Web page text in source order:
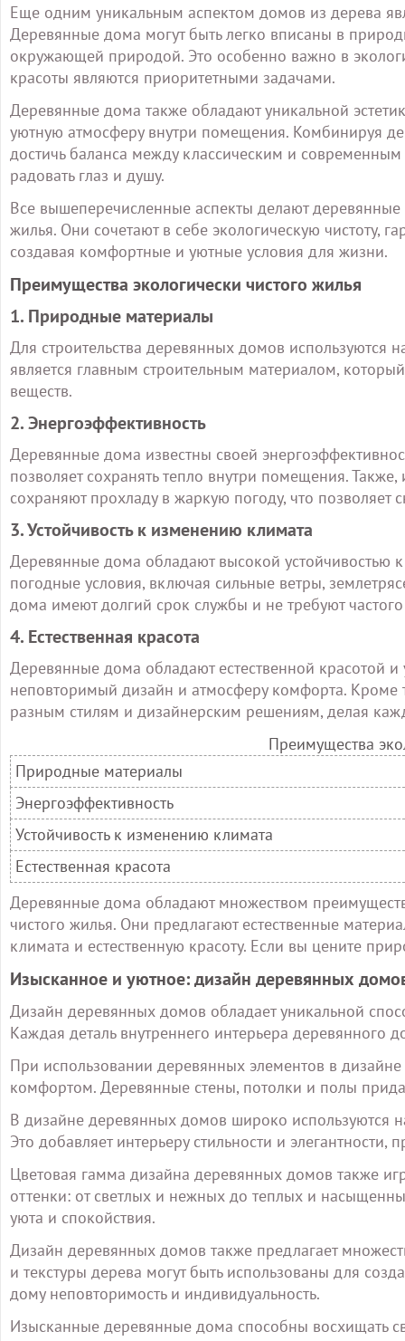
Еще одним уникальным аспектом домов из дерева
Деревянные дома могут быть легко вписаны в
окружающей природой. Это особенно важно в
красоты являются приоритетными задачами.
Деревянные дома также обладают уникальной
уютную атмосферу внутри помещения. Комбинируя
достичь баланса между классическим и
радовать глаз и душу.
Все вышеперечисленные аспекты делают
жилья. Они сочетают в себе экологическую
создавая комфортные и уютные условия для жизни.
Преимущества экологически чистого жилья
1. Природные материалы
Для строительства деревянных домов используются
является главным строительным материалом,
веществ.
2. Энергоэффективность
Деревянные дома известны своей
позволяет сохранять тепло внутри помещения.
сохраняют прохладу в жаркую погоду, что позволяет
3. Устойчивость к изменению климата
Деревянные дома обладают высокой устойчивостью
погодные условия, включая сильные ветры,
дома имеют долгий срок службы и не требуют
4. Естественная красота
Деревянные дома обладают естественной красотой
неповторимый дизайн и атмосферу комфорта. Кроме
разным стилям и дизайнерским решениям, делая
Преимущества
Природные материалы
Энергоэффективность
Устойчивость к изменению климата
Естественная красота
Деревянные дома обладают множеством
чистого жилья. Они предлагают естественные
климата и естественную красоту. Если вы цените
Изысканное и уютное: дизайн деревянных
Дизайн деревянных домов обладает уникальной
Каждая деталь внутреннего интерьера
При использовании деревянных элементов в
комфортом. Деревянные стены, потолки и полы
В дизайне деревянных домов широко используются
Это добавляет интерьеру стильности и
Цветовая гамма дизайна деревянных домов также
оттенки: от светлых и нежных до теплых и
уюта и спокойствия.
Дизайн деревянных домов также предлагает
и текстуры дерева могут быть использованы для
дому неповторимость и индивидуальность.
Изысканные деревянные дома способны восхищать